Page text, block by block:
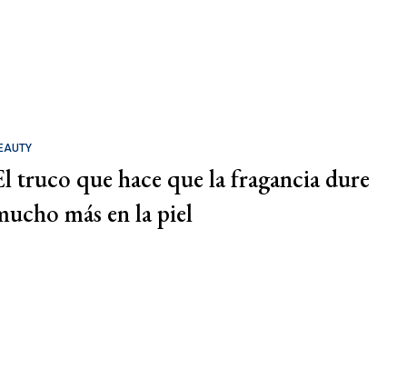
truco que hace que la fragancia dure
más en la piel